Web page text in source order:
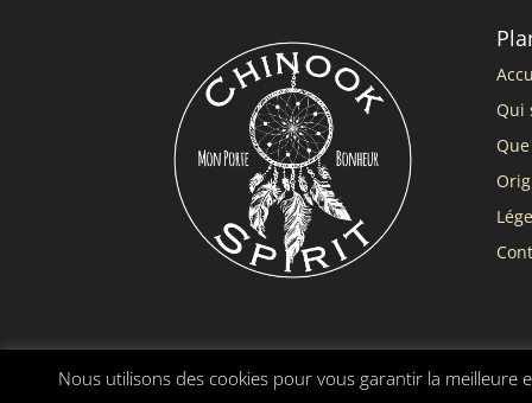
Qui
Chinook Spirit ® | Mentions légales
Nous utilisons des cookies pour vous garantir la meilleure